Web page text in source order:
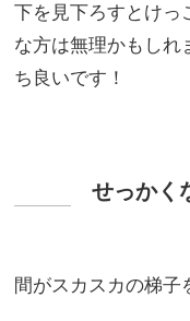
下を見下ろすとけっ
な方は無理かもしれ
ち良いです！
せっかく
間がスカスカの梯子